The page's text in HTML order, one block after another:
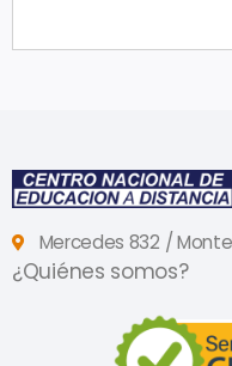
Mercedes 832 /
¿Quiénes somos?